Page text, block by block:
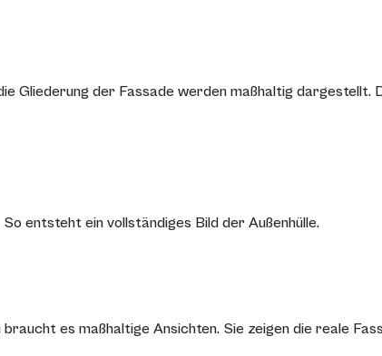
Gliederung der Fassade werden maßhaltig dargestellt.
entsteht ein vollständiges Bild der Außenhülle.
es maßhaltige Ansichten. Sie zeigen die reale